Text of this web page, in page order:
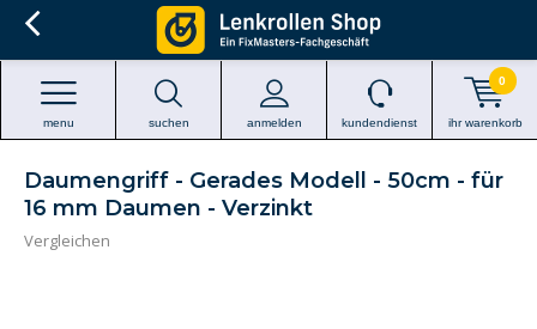
suchen anmelden
menu kundendienst ihr warenkorb
0
Daumengriff - Gerades Modell - 50cm - für
16 mm Daumen - Verzinkt
Vergleichen